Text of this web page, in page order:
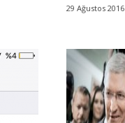
29 Ağustos 2016